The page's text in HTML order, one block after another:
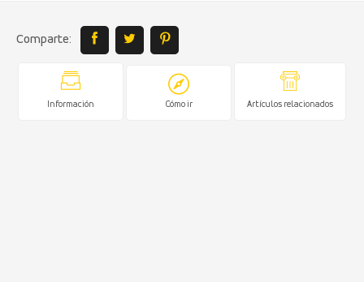
Comparte:
Información Cómo ir Artículos relacionados